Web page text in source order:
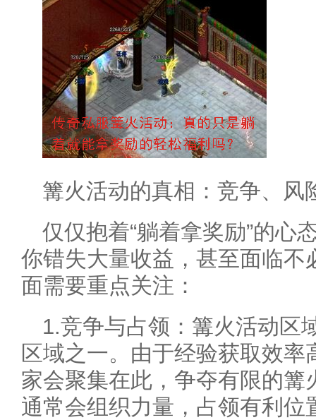
篝火活动的真相：竞争、风
仅仅抱着“躺着拿奖励”的心
你错失大量收益，甚至面临不
面需要重点关注：
1.竞争与占领：篝火活动区
区域之一。由于经验获取效
家会聚集在此，争夺有限的篝
通常会组织力量，占领有利位